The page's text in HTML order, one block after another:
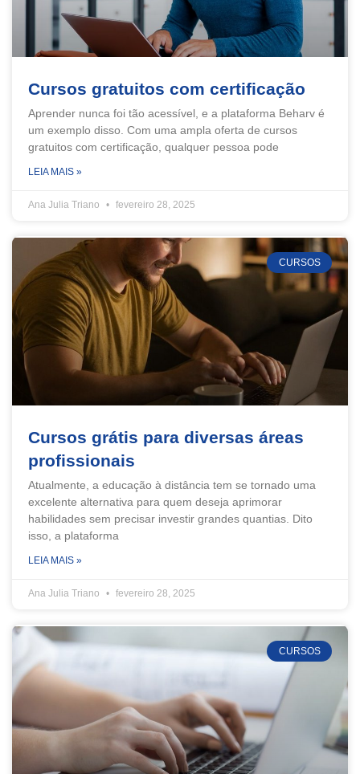
Cursos gratuitos com certificação
Aprender nunca foi tão acessível, e a plataforma Beharv é
um exemplo disso. Com uma ampla oferta de cursos
gratuitos com certificação, qualquer pessoa pode
LEIA MAIS »
Ana Julia Triano fevereiro 28, 2025
CURSOS
Cursos grátis para diversas áreas
profissionais
Atualmente, a educação à distância tem se tornado uma
excelente alternativa para quem deseja aprimorar
habilidades sem precisar investir grandes quantias. Dito
isso, a plataforma
LEIA MAIS »
Ana Julia Triano fevereiro 28, 2025
CURSOS